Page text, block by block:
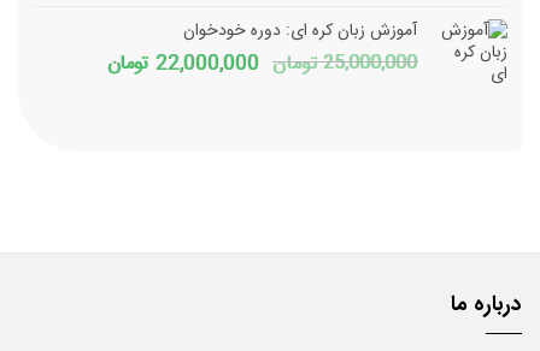
بود.
آموزش زبان کره ای: دوره خودخوان
25,000,000 تومان قیمت
22,000,000 تومانقیمت
درباره ما